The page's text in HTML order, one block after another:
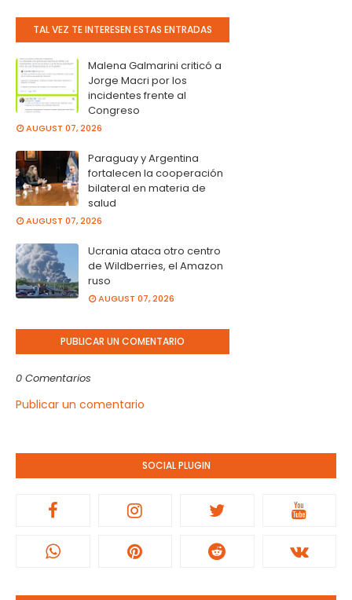
TAL VEZ TE INTERESEN ESTAS ENTRADAS
Malena Galmarini criticó a
Jorge Macri por los
incidentes frente al
Congreso
AUGUST 07, 2026
Paraguay y Argentina
fortalecen la cooperación
bilateral en materia de
salud
AUGUST 07, 2026
Ucrania ataca otro centro
de Wildberries, el Amazon
ruso
AUGUST 07, 2026
PUBLICAR UN COMENTARIO
0 Comentarios
Publicar un comentario
SOCIAL PLUGIN